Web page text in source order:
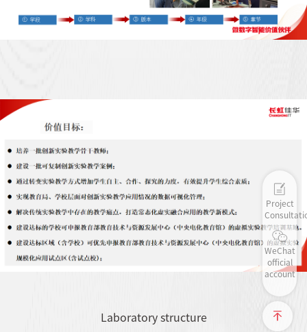
Laboratory structure
Project
WeChat
official
account